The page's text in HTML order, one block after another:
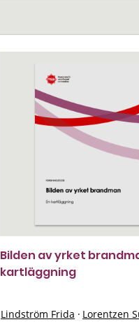
Bilden av yrket
kartläggning
Lindström Frida · Lorentzen